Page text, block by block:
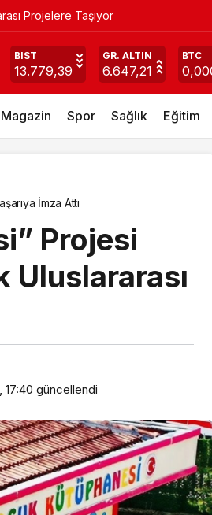
Projelere Taşıyor
BIST
13.779,39
GR. ALTIN
6.647,21
BTC
Magazin Spor Sağlık Eğitim
İmza Attı
Projesi
Uluslararası
17:40 güncellendi
Mobilyasını
Projelere
Başlandı